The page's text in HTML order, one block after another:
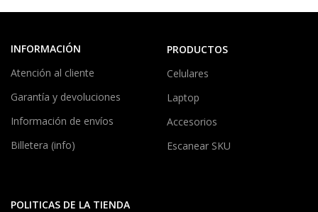
INFORMACIÓN
Atención al cliente
Garantía y devoluciones
Información de envíos
Billetera (info)
PRODUCTOS
Celulares
Laptop
Accesorios
Escanear SKU
POLITICAS DE LA TIENDA